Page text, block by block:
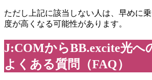
ただし上記に該当しない人は、早めに
度が高くなる可能性があります。
J:COMからBB.excite光へ
よくある質問（FAQ）